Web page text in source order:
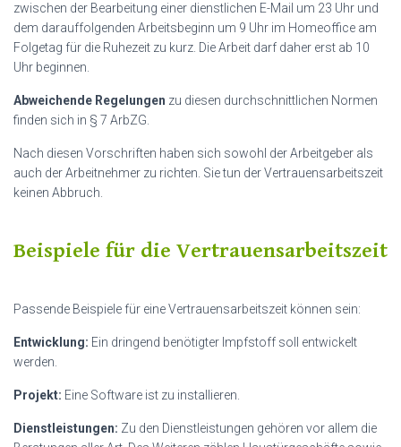
zwischen der Bearbeitung einer dienstlichen E-Mail um 23 Uhr und
dem darauffolgenden Arbeitsbeginn um 9 Uhr im Homeoffice am
Folgetag für die Ruhezeit zu kurz. Die Arbeit darf daher erst ab 10
Uhr beginnen.
Abweichende Regelungen zu diesen durchschnittlichen Normen
finden sich in § 7 ArbZG.
Nach diesen Vorschriften haben sich sowohl der Arbeitgeber als
auch der Arbeitnehmer zu richten. Sie tun der Vertrauensarbeitszeit
keinen Abbruch.
Beispiele für die Vertrauensarbeitszeit
Passende Beispiele für eine Vertrauensarbeitszeit können sein:
Entwicklung: Ein dringend benötigter Impfstoff soll entwickelt
werden.
Projekt: Eine Software ist zu installieren.
Dienstleistungen: Zu den Dienstleistungen gehören vor allem die